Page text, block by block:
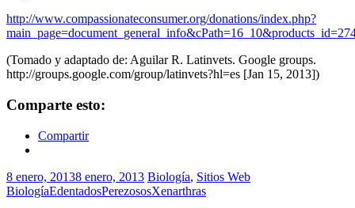
http://www.compassionateconsumer.org/donations/index.php?
(Tomado y adaptado de: Aguilar R. Latinvets. Google groups.
http://groups.google.com/group/latinvets?hl=es [Jan 15, 2013])
Comparte esto:
Compartir
8 enero, 20138 enero, 2013 Biología, Sitios Web
BiologíaEdentadosPerezososXenarthras